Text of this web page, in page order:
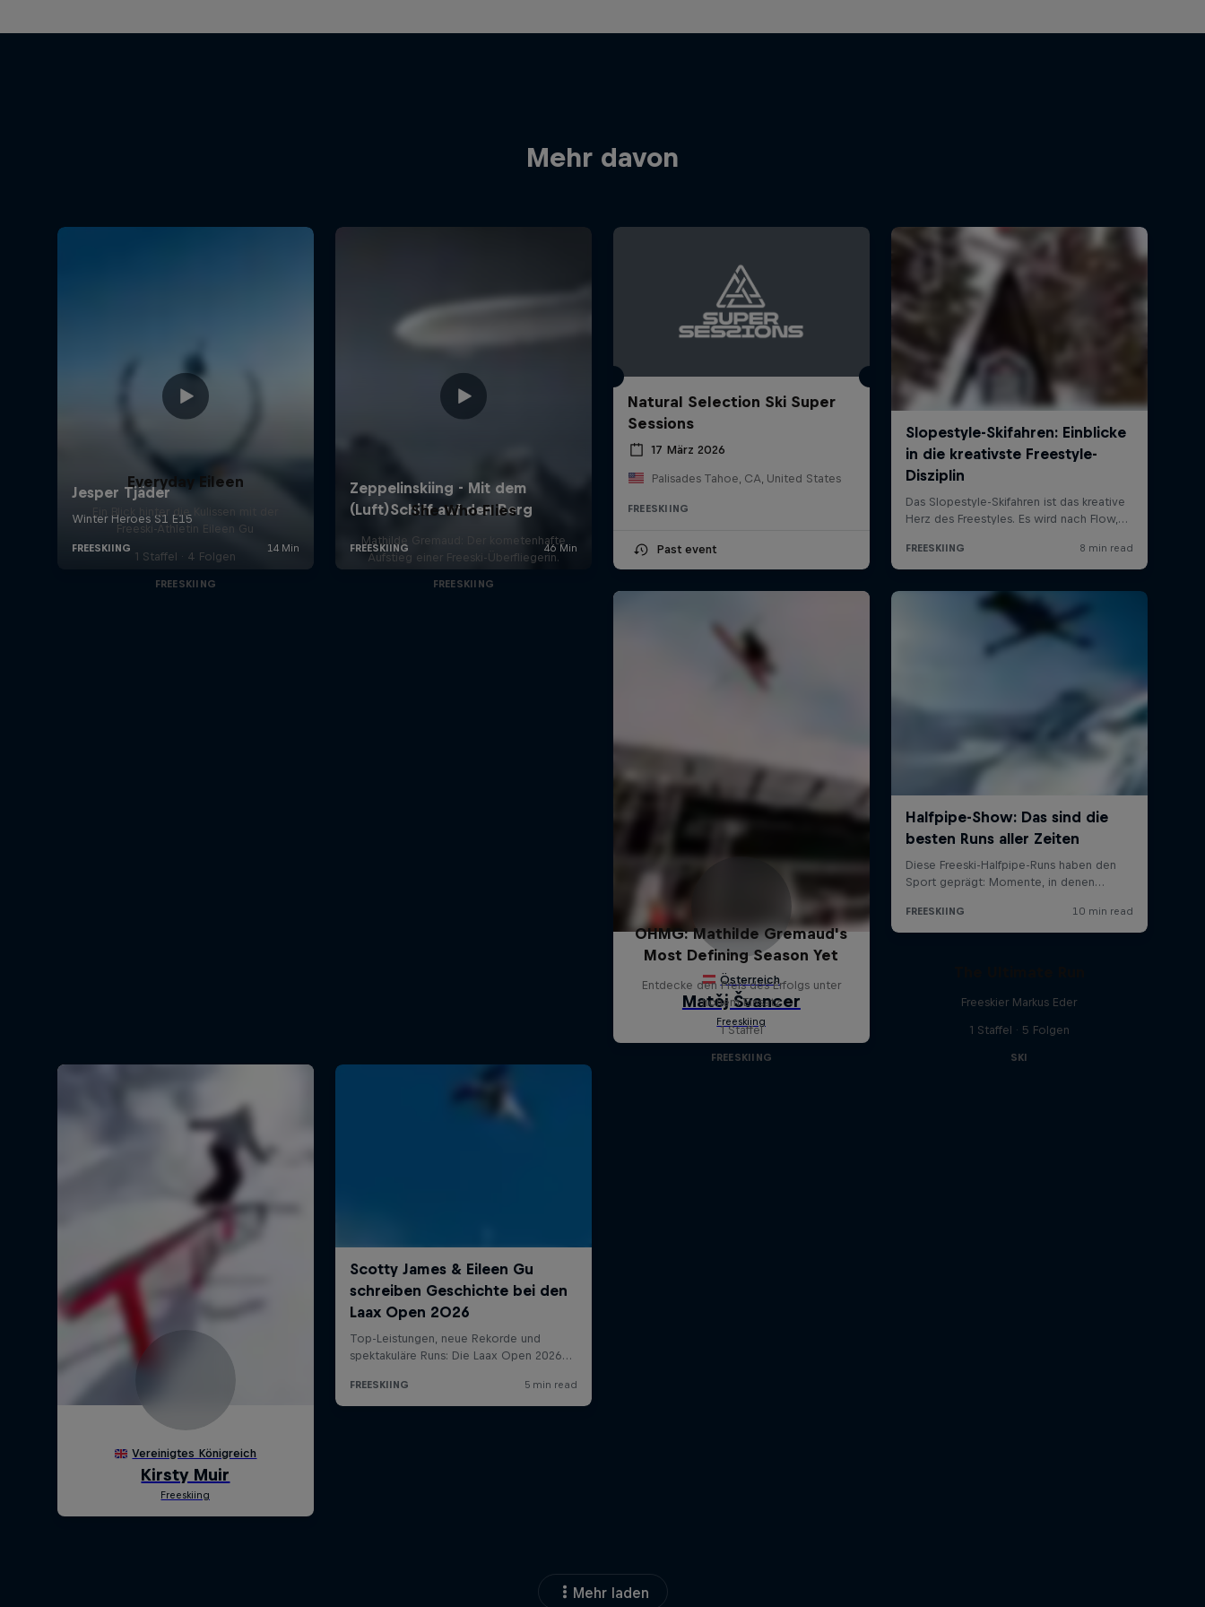
Mehr davon
Natural Selection Ski Super
Sessions
17 März 2026
Palisades Tahoe, CA, United States
FREESKIING
Past event
Everyday Eileen
Ein Blick hinter die Kulissen mit der
Freeski-Athletin Eileen Gu
1 Staffel · 4 Folgen
FREESKIING
She Who Flies
Mathilde Gremaud: Der kometenhafte
Aufstieg einer Freeski-Überfliegerin.
FREESKIING
OHMG: Mathilde Gremaud's
Most Defining Season Yet
Entdecke den Preis des Erfolgs unter
hohem Einsatz
1 Staffel
FREESKIING
Freeskier Markus Eder
1 Staffel · 5 Folgen
SKI
Mehr laden